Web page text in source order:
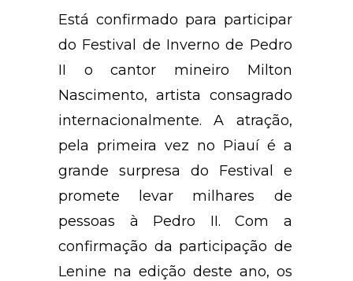
Está confirmado para participar
do Festival de Inverno de Pedro
II o cantor mineiro Milton
Nascimento, artista consagrado
internacionalmente. A atração,
pela primeira vez no Piauí é a
grande surpresa do Festival e
promete levar milhares de
pessoas à Pedro II. Com a
confirmação da participação de
Lenine na edição deste ano, os